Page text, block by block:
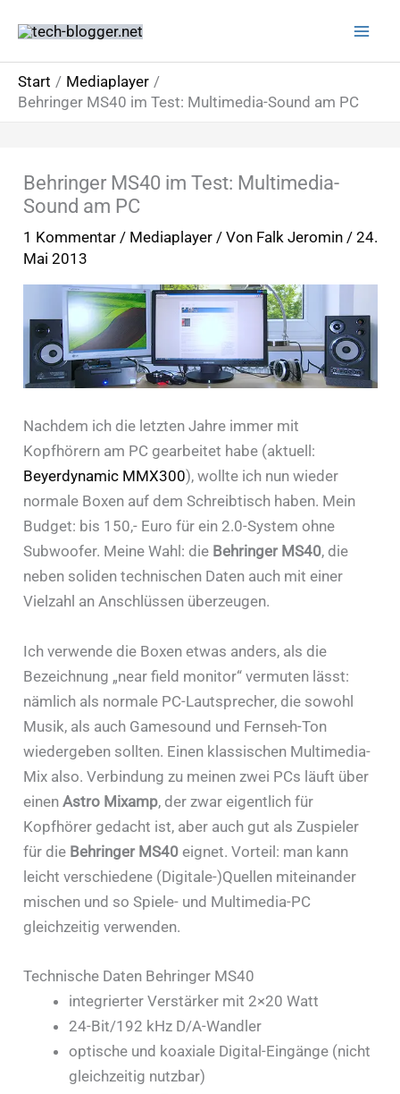
Inhalt
springen
Start
Mediaplayer
Behringer MS40 im Test: Multimedia-Sound am PC
Behringer MS40 im Test: Multimedia-
Sound am PC
1 Kommentar / Mediaplayer/ Von Falk Jeromin / 24.
Mai 2013
Nachdem ich die letzten Jahre immer mit
Kopfhörern am PC gearbeitet habe (aktuell:
Beyerdynamic MMX300), wollte ich nun wieder
normale Boxen auf dem Schreibtisch haben. Mein
Budget: bis 150,- Euro für ein 2.0-System ohne
Subwoofer. Meine Wahl: die Behringer MS40, die
neben soliden technischen Daten auch mit einer
Vielzahl an Anschlüssen überzeugen.
Ich verwende die Boxen etwas anders, als die
Bezeichnung „near field monitor“ vermuten lässt:
nämlich als normale PC-Lautsprecher, die sowohl
Musik, als auch Gamesound und Fernseh-Ton
wiedergeben sollten. Einen klassischen Multimedia-
Mix also. Verbindung zu meinen zwei PCs läuft über
einen Astro Mixamp, der zwar eigentlich für
Kopfhörer gedacht ist, aber auch gut als Zuspieler
für die Behringer MS40eignet. Vorteil: man kann
leicht verschiedene (Digitale-)Quellen miteinander
mischen und so Spiele- und Multimedia-PC
gleichzeitig verwenden.
Technische Daten Behringer MS40
integrierter Verstärker mit 2×20 Watt
24-Bit/192 kHz D/A-Wandler
optische und koaxiale Digital-Eingänge (nicht
gleichzeitig nutzbar)